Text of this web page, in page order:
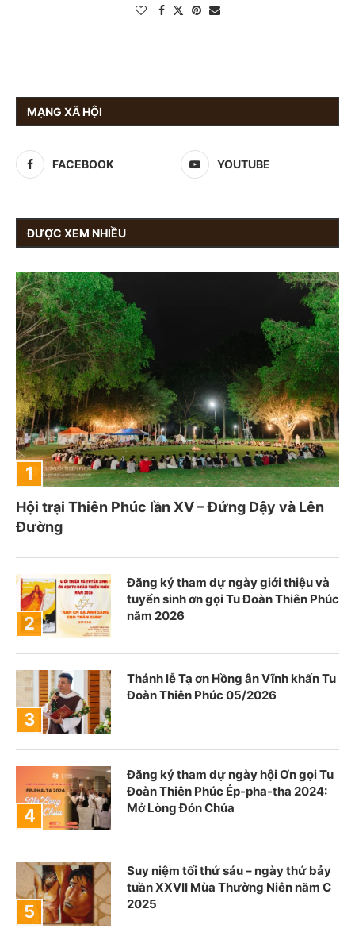
MẠNG XÃ HỘI
FACEBOOK YOUTUBE
ĐƯỢC XEM NHIỀU
Hội trại Thiên Phúc lần XV – Đứng Dậy và Lên
Đường
Đăng ký tham dự ngày giới thiệu và
tuyển sinh ơn gọi Tu Đoàn Thiên Phúc
năm 2026
Thánh lễ Tạ ơn Hồng ân Vĩnh khấn Tu
Đoàn Thiên Phúc 05/2026
Đăng ký tham dự ngày hội Ơn gọi Tu
Đoàn Thiên Phúc Ép-pha-tha 2024:
Mở Lòng Đón Chúa
Suy niệm tối thứ sáu – ngày thứ bảy
tuần XXVII Mùa Thường Niên năm C
2025